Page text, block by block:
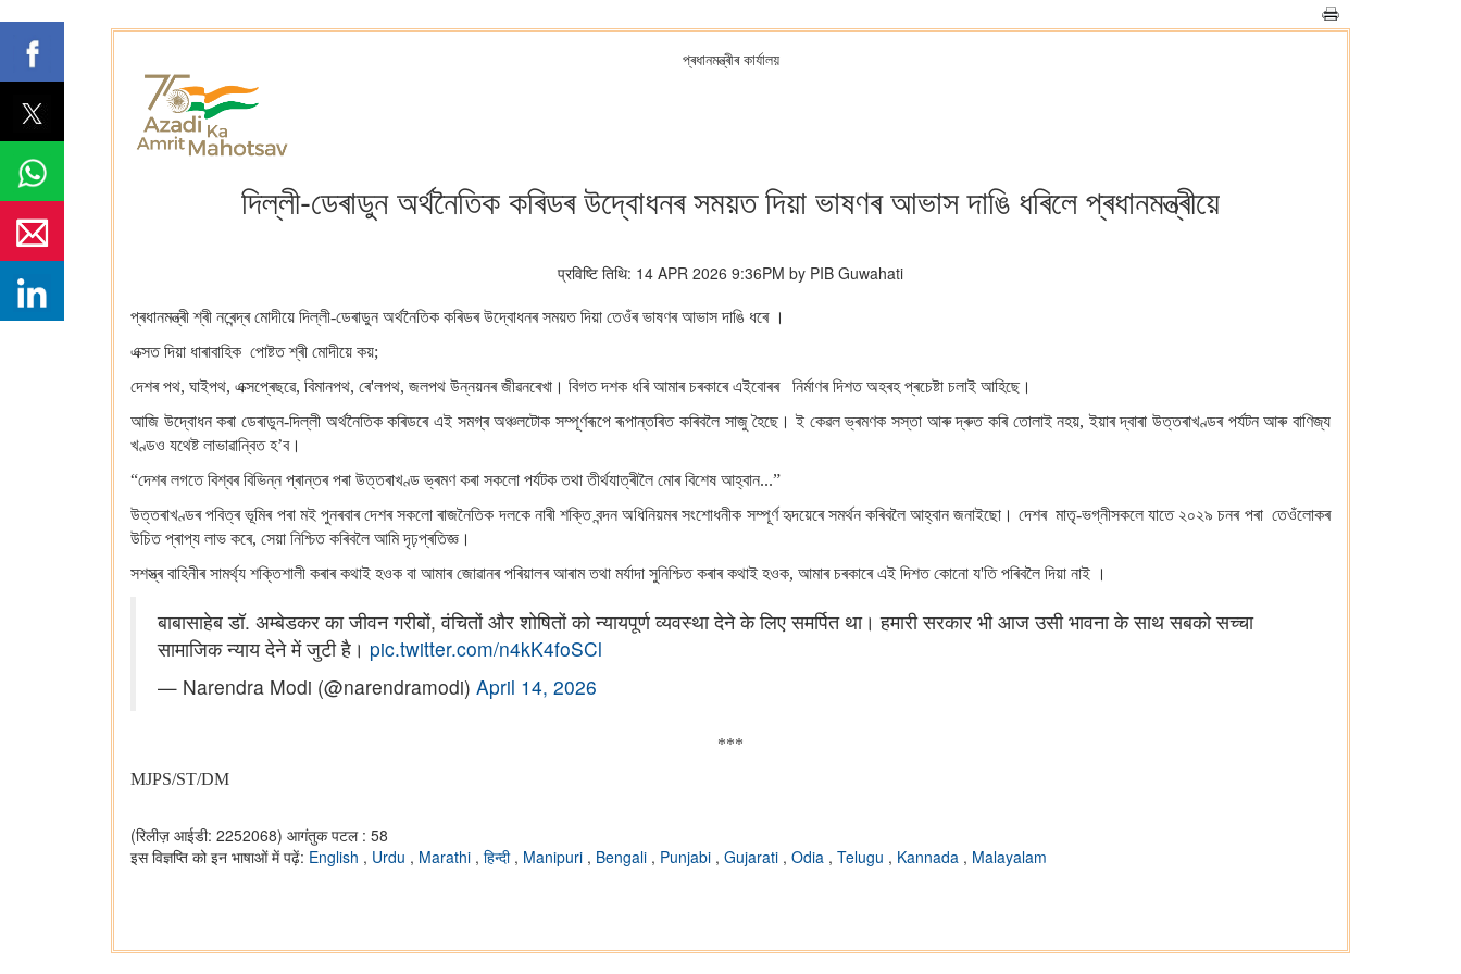
প্ৰধানমন্ত্ৰীৰ কাৰ্যালয়
দিল্লী-ডেৰাডুন অৰ্থনৈতিক কৰিডৰ উদ্বোধনৰ সময়ত দিয়া ভাষণৰ আভাস দাঙি ধৰিলে প্ৰধানমন্ত্ৰীয়ে
प्रविष्टि तिथि: 14 APR 2026 9:36PM by PIB Guwahati
প্ৰধানমন্ত্ৰী শ্ৰী নৰেন্দ্ৰ মোদীয়ে দিল্লী-ডেৰাডুন অৰ্থনৈতিক কৰিডৰ উদ্বোধনৰ সময়ত দিয়া তেওঁৰ ভাষণৰ আভাস দাঙি ধৰে ।
এক্সত দিয়া ধাৰাবাহিক পোষ্টত শ্ৰী মোদীয়ে কয়;
দেশৰ পথ, ঘাইপথ, এক্সপ্ৰেছৱে, বিমানপথ, ৰে'লপথ, জলপথ উন্নয়নৰ জীৱনৰেখা। বিগত দশক ধৰি আমাৰ চৰকাৰে এইবোৰৰ নিৰ্মাণৰ দিশত অহৰহ প্ৰচেষ্টা চলাই আহিছে।
আজি উদ্বোধন কৰা ডেৰাডুন-দিল্লী অৰ্থনৈতিক কৰিডৰে এই সমগ্ৰ অঞ্চলটোক সম্পূৰ্ণৰূপে ৰূপান্তৰিত কৰিবলৈ সাজু হৈছে। ই কেৱল ভ্ৰমণক সস্তা আৰু দ্ৰুত কৰি তোলাই নহয়, ইয়াৰ দ্বাৰা উত্তৰাখণ্ডৰ পৰ্যটন আৰু বাণিজ্য
খণ্ডও যথেষ্ট লাভাৱান্বিত হ’ব।
“দেশৰ লগতে বিশ্বৰ বিভিন্ন প্ৰান্তৰ পৰা উত্তৰাখণ্ড ভ্ৰমণ কৰা সকলো পৰ্যটক তথা তীৰ্থযাত্ৰীলৈ মোৰ বিশেষ আহ্বান...”
উত্তৰাখণ্ডৰ পবিত্ৰ ভূমিৰ পৰা মই পুনৰবাৰ দেশৰ সকলো ৰাজনৈতিক দলকে নাৰী শক্তি বন্দন অধিনিয়মৰ সংশোধনীক সম্পূৰ্ণ হৃদয়েৰে সমৰ্থন কৰিবলৈ আহ্বান জনাইছো। দেশৰ মাতৃ-ভগ্নীসকলে যাতে ২০২৯ চনৰ পৰা তেওঁলোকৰ
উচিত প্ৰাপ্য লাভ কৰে, সেয়া নিশ্চিত কৰিবলৈ আমি দৃঢ়প্ৰতিজ্ঞ।
সশস্ত্ৰ বাহিনীৰ সামৰ্থ্য শক্তিশালী কৰাৰ কথাই হওক বা আমাৰ জোৱানৰ পৰিয়ালৰ আৰাম তথা মৰ্যাদা সুনিশ্চিত কৰাৰ কথাই হওক, আমাৰ চৰকাৰে এই দিশত কোনো য'তি পৰিবলৈ দিয়া নাই ।
बाबासाहेब डॉ. अम्बेडकर का जीवन गरीबों, वंचितों और शोषितों को न्यायपूर्ण व्यवस्था देने के लिए समर्पित था। हमारी सरकार भी आज उसी भावना के साथ सबको सच्चा
सामाजिक न्याय देने में जुटी है। pic.twitter.com/n4kK4foSCl
— Narendra Modi (@narendramodi) April 14, 2026
***
MJPS/ST/DM
(रिलीज़ आईडी: 2252068) आगंतुक पटल : 58
इस विज्ञप्ति को इन भाषाओं में पढ़ें: English , Urdu , Marathi , हिन्दी , Manipuri , Bengali , Punjabi , Gujarati , Odia , Telugu , Kannada , Malayalam